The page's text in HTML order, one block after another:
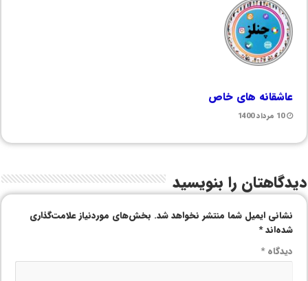
عاشقانه های خاص
10 مرداد 1400
دیدگاهتان را بنویسید
نشانی ایمیل شما منتشر نخواهد شد. بخش‌های موردنیاز علامت‌گذاری
شده‌اند*
دیدگاه*